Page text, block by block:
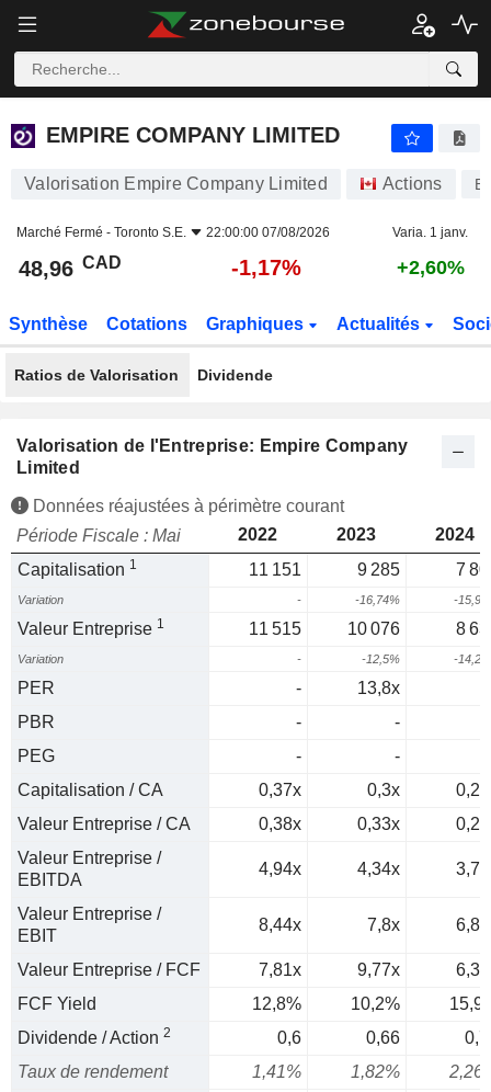
EMPIRE COMPANY LIMITED
EMPIRE COMPANY LIMITED
Valorisation Empire Company Limited Actions
Marché Fermé - Toronto S.E. 22:00:00 07/08/2026 Varia. 1 janv.
48,96 CAD -1,17% +2,60%
Synthèse Cotations Graphiques Actualités
Ratios de Valorisation Dividende
Valorisation de l'Entreprise: Empire Company
Limited
Données réajustées à périmètre courant
Période Fiscale : Mai
2022 2023
2024
Capitalisation 1 11 151 9 285 7
Variation - -16,74% -
Valeur Entreprise 1 11 515 10 076 8
Variation - -12,5% -
PER -
13,8x
PBR
-
-
PEG
-
-
Capitalisation / CA
0,37x 0,3x
Valeur Entreprise / CA
0,38x 0,33x
Valeur Entreprise /
EBITDA
4,94x 4,34x
Valeur Entreprise /
EBIT
8,44x 7,8x
Valeur Entreprise / FCF 7,81x 9,77x
FCF Yield
12,8% 10,2%
Dividende / Action 2 0,6 0,66
Taux de rendement
1,41% 1,82%